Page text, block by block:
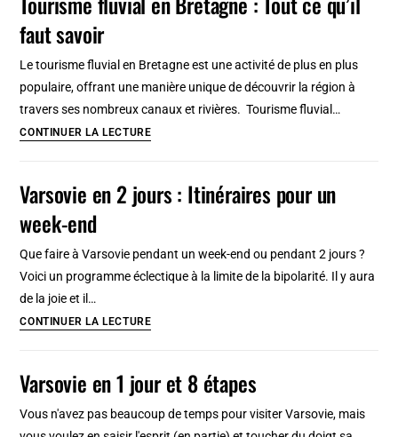
insolite
lieux
faut savoir
Le tourisme fluvial en Bretagne est une activité de plus en plus
populaire, offrant une manière unique de découvrir la région à
travers ses nombreux canaux et rivières. Tourisme fluvial…
CONTINUER LA LECTURETourisme
Bretagne
qu’il
savoir
Varsovie en 2 jours : Itinéraires pour un
week-end
Que faire à Varsovie pendant un week-end ou pendant 2 jours ?
Voici un programme éclectique à la limite de la bipolarité. Il y aura
de la joie et il…
CONTINUER LA LECTUREVarsovie
jours
:
Itinéraires
Varsovie en 1 jour et 8 étapes
Vous n'avez pas beaucoup de temps pour visiter Varsovie, mais